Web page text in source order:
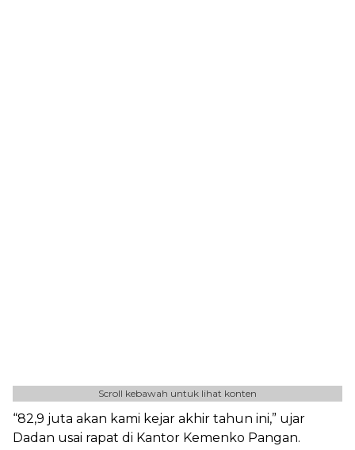
Scroll kebawah untuk lihat konten
“82,9 juta akan kami kejar akhir tahun ini,” ujar
Dadan usai rapat di Kantor Kemenko Pangan.